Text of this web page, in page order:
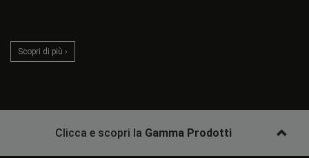
Scopri di più ›
Clicca e scopri la Gamma Prodotti